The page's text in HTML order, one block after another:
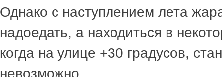
Однако с наступлением лета
надоедать, а находиться в
когда на улице +30 градусов,
невозможно.